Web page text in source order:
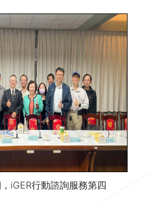
，iGER行動諮詢服務第四